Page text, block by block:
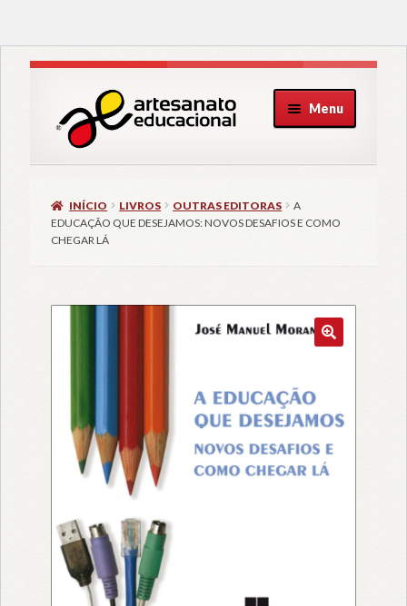
para
navegação
para
conteúdo
Menu
INÍCIO LIVROS OUTRAS EDITORAS
A
EDUCAÇÃO QUE DESEJAMOS: NOVOS DESAFIOS E COMO
CHEGAR LÁ